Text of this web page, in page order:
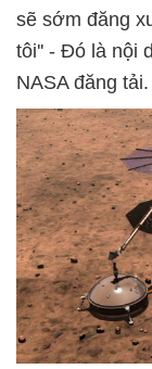
sẽ sớm đăng
tôi'' - Đó là nội
NASA đăng tải.